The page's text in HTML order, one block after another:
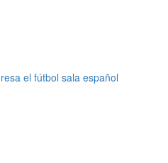
el fútbol sala español